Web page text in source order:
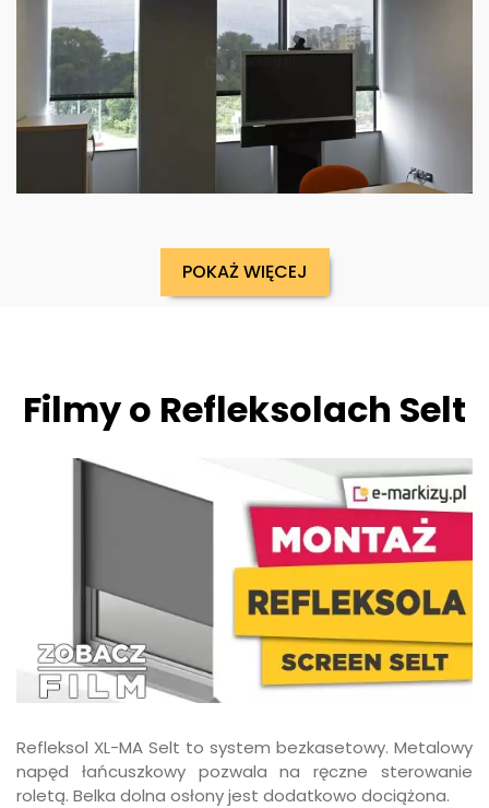
POKAŻ WIĘCEJ
Filmy o Refleksolach Selt
Refleksol XL-MA Selt to system bezkasetowy. Metalowy
napęd łańcuszkowy pozwala na ręczne sterowanie
roletą. Belka dolna osłony jest dodatkowo dociążona.